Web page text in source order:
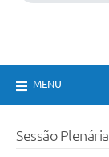
MENU
Sessão Plenária